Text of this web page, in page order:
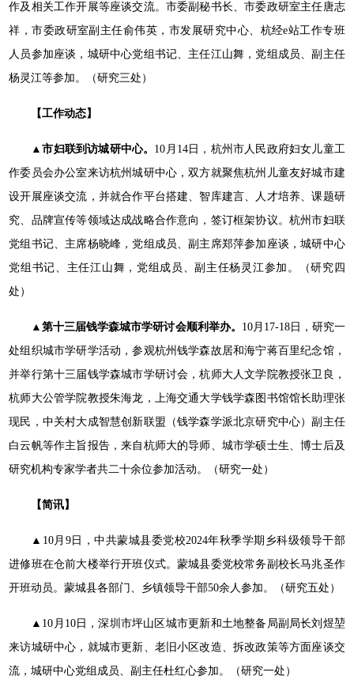
作及相关工作开展等座谈交流。市委副秘书长、市委政研室主任唐志
祥，市委政研室副主任俞伟英，市发展研究中心、杭经e站工作专班
人员参加座谈，城研中心党组书记、主任江山舞，党组成员、副主任
杨灵江等参加。（研究三处）
【工作动态】
▲市妇联到访城研中心。 10月14日，杭州市人民政府妇女儿童工
作委员会办公室来访杭州城研中心，双方就聚焦杭州儿童友好城市建
设开展座谈交流，并就合作平台搭建、智库建言、人才培养、课题研
究、品牌宣传等领域达成战略合作意向，签订框架协议。杭州市妇联
党组书记、主席杨晓峰，党组成员、副主席郑萍参加座谈，城研中心
党组书记、主任江山舞，党组成员、副主任杨灵江参加。（研究四
处）
▲第十三届钱学森城市学研讨会顺利举办。 10月17-18日，研究一
处组织城市学研学活动，参观杭州钱学森故居和海宁蒋百里纪念馆，
并举行第十三届钱学森城市学研讨会，杭师大人文学院教授张卫良，
杭师大公管学院教授朱海龙，上海交通大学钱学森图书馆馆长助理张
现民，中关村大成智慧创新联盟（钱学森学派北京研究中心）副主任
白云帆等作主旨报告，来自杭师大的导师、城市学硕士生、博士后及
研究机构专家学者共二十余位参加活动。（研究一处）
【简讯】
▲10月9日，中共蒙城县委党校2024年秋季学期乡科级领导干部
进修班在仓前大楼举行开班仪式。蒙城县委党校常务副校长马兆圣作
开班动员。蒙城县各部门、乡镇领导干部50余人参加。（研究五处）
▲10月10日，深圳市坪山区城市更新和土地整备局副局长刘煜堃
来访城研中心，就城市更新、老旧小区改造、拆改政策等方面座谈交
流，城研中心党组成员、副主任杜红心参加。（研究一处）